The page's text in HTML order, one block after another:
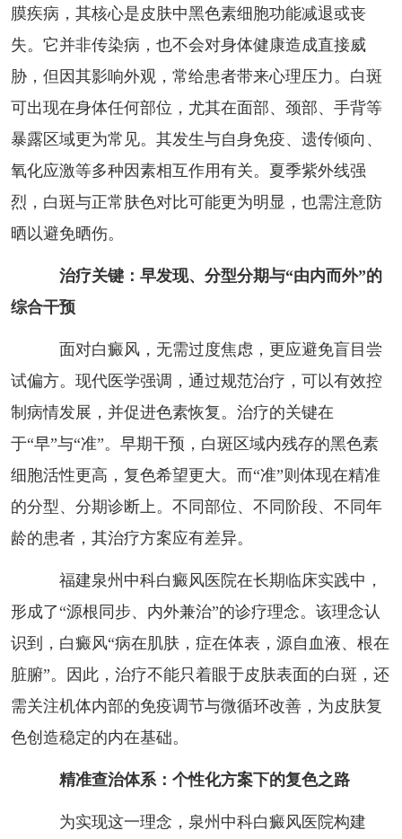
膜疾病，其核心是皮肤中黑色素细胞功能减退或丧
失。它并非传染病，也不会对身体健康造成直接威
胁，但因其影响外观，常给患者带来心理压力。白斑
可出现在身体任何部位，尤其在面部、颈部、手背等
暴露区域更为常见。其发生与自身免疫、遗传倾向、
氧化应激等多种因素相互作用有关。夏季紫外线强
烈，白斑与正常肤色对比可能更为明显，也需注意防
晒以避免晒伤。
治疗关键：早发现、分型分期与“由内而外”的
综合干预
面对白癜风，无需过度焦虑，更应避免盲目尝
试偏方。现代医学强调，通过规范治疗，可以有效控
制病情发展，并促进色素恢复。治疗的关键在
于“早”与“准”。早期干预，白斑区域内残存的黑色素
细胞活性更高，复色希望更大。而“准”则体现在精准
的分型、分期诊断上。不同部位、不同阶段、不同年
龄的患者，其治疗方案应有差异。
福建泉州中科白癜风医院在长期临床实践中，
形成了“源根同步、内外兼治”的诊疗理念。该理念认
识到，白癜风“病在肌肤，症在体表，源自血液、根在
脏腑”。因此，治疗不能只着眼于皮肤表面的白斑，还
需关注机体内部的免疫调节与微循环改善，为皮肤复
色创造稳定的内在基础。
精准查治体系：个性化方案下的复色之路
为实现这一理念，泉州中科白癜风医院构建